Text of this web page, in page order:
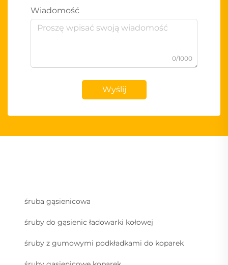
Wiadomość
0/1000
Wyślij
śruba gąsienicowa
śruby do gąsienic ładowarki kołowej
śruby z gumowymi podkładkami do koparek